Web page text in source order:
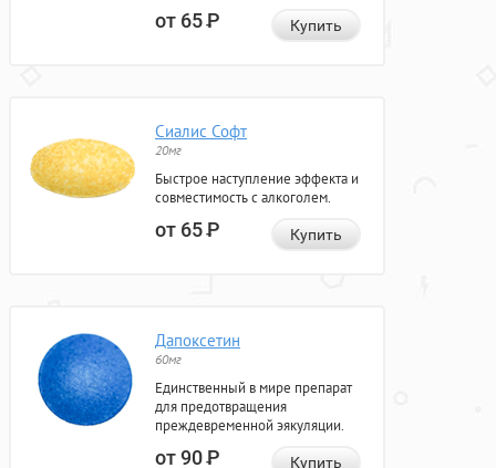
от 65Р Купить
Сиалис Софт
20мг
Быстрое наступление эффекта и
совместимость с алкоголем.
от 65Р Купить
Дапоксетин
60мг
Единственный в мире препарат
для предотвращения
преждевременной эякуляции.
от 90Р Купить